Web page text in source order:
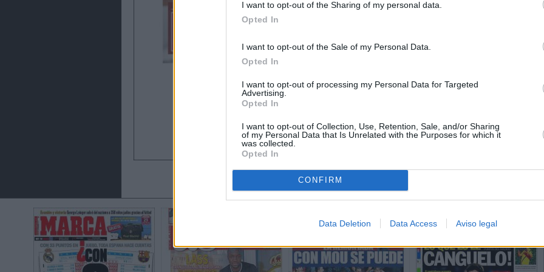
I want to opt-out of the Sharing of my personal data.
Opted In
I want to opt-out of the Sale of my Personal Data.
Opted In
I want to opt-out of processing my Personal Data for Targeted
Advertising.
Opted In
I want to opt-out of Collection, Use, Retention, Sale, and/or Sharing
of my Personal Data that Is Unrelated with the Purposes for which it
was collected.
Opted In
CONFIRM
Data Deletion Data Access Aviso legal